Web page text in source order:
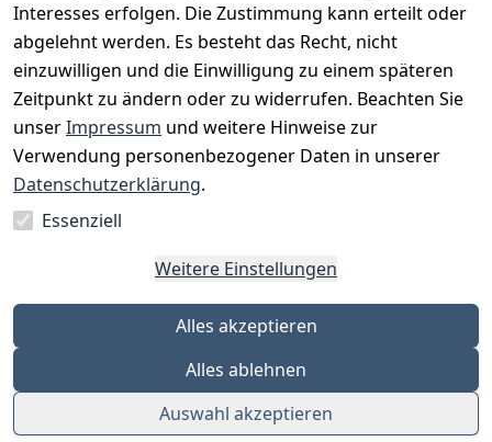
Interesses erfolgen. Die Zustimmung kann erteilt oder
abgelehnt werden. Es besteht das Recht, nicht
einzuwilligen und die Einwilligung zu einem späteren
Zeitpunkt zu ändern oder zu widerrufen. Beachten Sie
unserImpressum und weitere Hinweise zur
Verwendung personenbezogener Daten in unserer
Datenschutzerklärung.
Essenziell
Weitere Einstellungen
Alles akzeptieren
Alles ablehnen
Auswahl akzeptieren
Rechtliches
AGB
Impressum
Datenschutze
rklärung
Barrierefreihe
Services
Kontakt
Registrieren
Katalog
Zahlungsm
öglichkeite
n
Vorkasse
PayPal
Versanddie
nstleister
Post
© Eleven Points GmbH